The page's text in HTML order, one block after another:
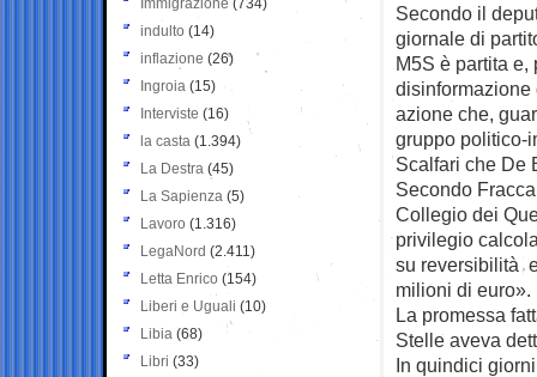
Secondo il
giornale di
M5S è partita
disinformazione
azione che,
gruppo politico-
Scalfari che De
Secondo
Collegio dei
privilegio
su reversibilità
milioni di euro».
La promessa
Stelle aveva
In quindici
Immigrazione (734)
indulto (14)
inflazione (26)
Ingroia (15)
Interviste (16)
la casta (1.394)
La Destra (45)
La Sapienza (5)
Lavoro (1.316)
LegaNord (2.411)
Letta Enrico (154)
Liberi e Uguali (10)
Libia (68)
Libri (33)